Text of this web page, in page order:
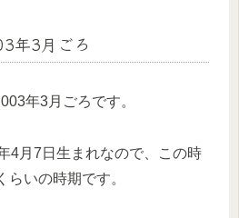
年3月ごろ
年3月ごろです。
4月7日生まれなので、この時
らいの時期です。